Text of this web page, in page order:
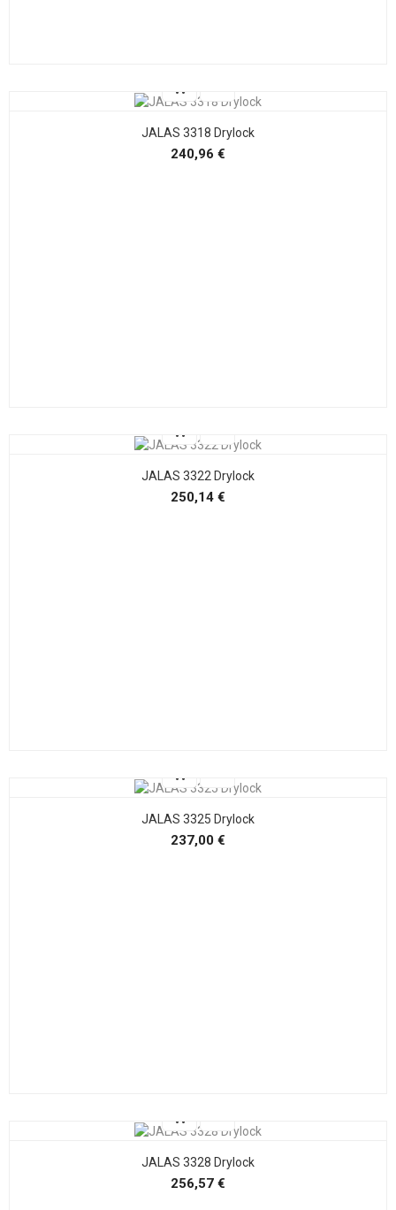
JALAS 3318 Drylock
240,96 €
JALAS 3322 Drylock
250,14 €
JALAS 3325 Drylock
237,00 €
JALAS 3328 Drylock
256,57 €